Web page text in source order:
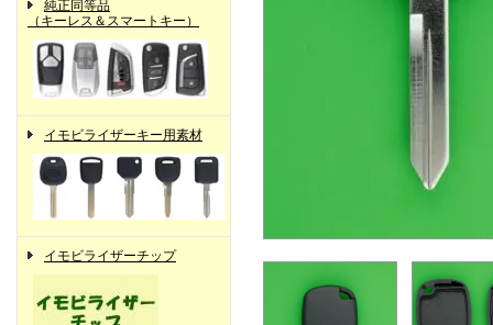
純正同等品
（キーレス＆スマートキー）
イモビライザーキー用素材
イモビライザーチップ